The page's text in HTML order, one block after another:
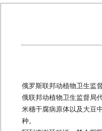
俄罗斯联邦动植物卫生监
俄联邦动植物卫生监督局
米穗干腐病原体以及大豆
种。